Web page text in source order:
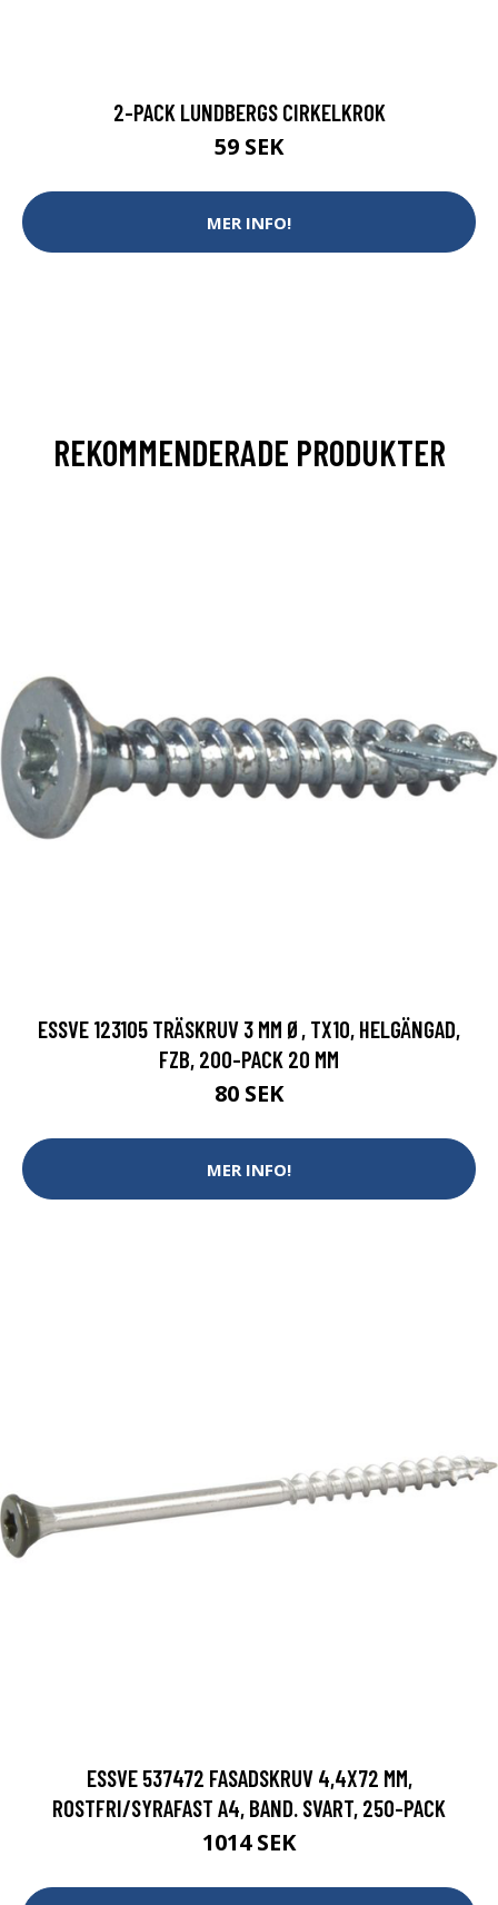
2-PACK LUNDBERGS CIRKELKROK
59 SEK
MER INFO!
REKOMMENDERADE PRODUKTER
ESSVE 123105 TRÄSKRUV 3 MM Ø, TX10, HELGÄNGAD,
FZB, 200-PACK 20 MM
80 SEK
MER INFO!
ESSVE 537472 FASADSKRUV 4,4X72 MM,
ROSTFRI/SYRAFAST A4, BAND. SVART, 250-PACK
1014 SEK